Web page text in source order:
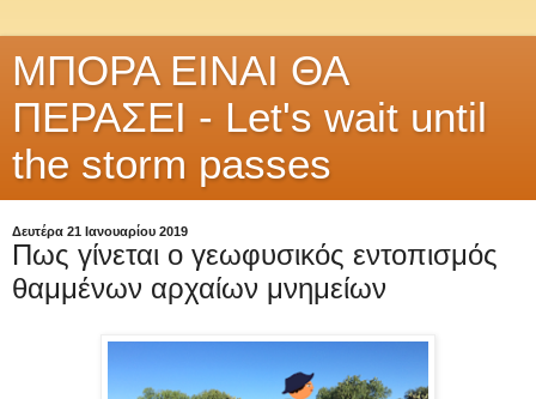
ΜΠΟΡΑ ΕΙΝΑΙ ΘΑ
ΠΕΡΑΣΕΙ - Let's wait until
the storm passes
Δευτέρα 21 Ιανουαρίου 2019
Πως γίνεται ο γεωφυσικός εντοπισμός
θαμμένων αρχαίων μνημείων